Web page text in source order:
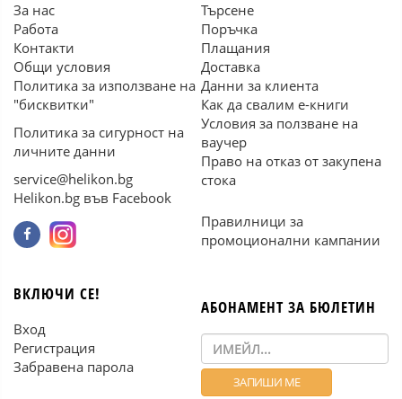
За нас
Работа
Контакти
Общи условия
Политика за използване на
"бисквитки"
Политика за сигурност на
личните данни
service@helikon.bg
Helikon.bg във Facebook
Търсене
Поръчка
Плащания
Доставка
Данни за клиента
Как да свалим е-книги
Условия за ползване на
ваучер
Право на отказ от закупена
стока
Правилници за
промоционални кампании
ВКЛЮЧИ СЕ!
Вход
Регистрация
Забравена парола
АБОНАМЕНТ ЗА БЮЛЕТИН